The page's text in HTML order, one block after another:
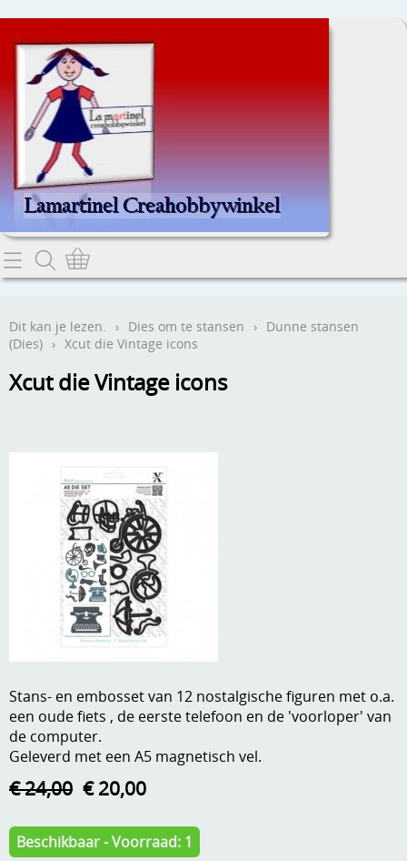
Home
Contact
Webwinkel
Andere
Boeken en magazines
Dies om te stansen
DVD-CD
Handige extra's
Hechtingsmaterialen
Hout , MDF, kartonmateriaal, steen
Kleurmateriaal-tekenmateriaal
Kneedmateriaal
Verzend - en verpakkingsk
Mijn account
Anders creatief
Dit kan je lezen. › Dies om te stansen › Dunne stansen
(Dies) › Xcut die Vintage icons
Xcut die Vintage icons
Stans- en embosset van 12 nostalgische figuren met o.a.
een oude fiets , de eerste telefoon en de 'voorloper' van
de computer.
Geleverd met een A5 magnetisch vel.
€ 24,00 € 20,00
Beschikbaar - Voorraad: 1